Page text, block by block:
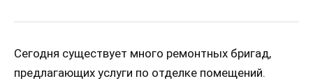
Сегодня существует много ремонтных бригад,
предлагающих услуги по отделке помещений.